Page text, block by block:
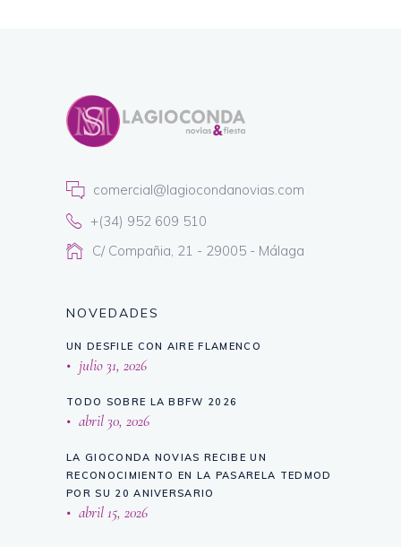
comercial@lagiocondanovias.com
+(34) 952 609 510
C/ Compañia, 21 - 29005 - Málaga
NOVEDADES
UN DESFILE CON AIRE FLAMENCO
julio 31, 2026
TODO SOBRE LA BBFW 2026
abril 30, 2026
LA GIOCONDA NOVIAS RECIBE UN
RECONOCIMIENTO EN LA PASARELA TEDMOD
POR SU 20 ANIVERSARIO
abril 15, 2026